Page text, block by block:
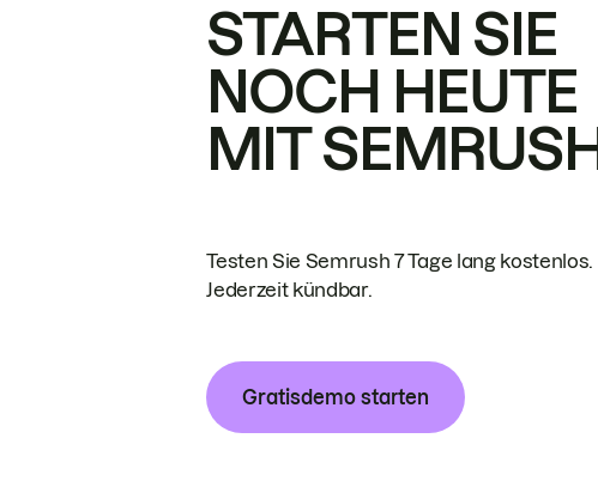
STARTEN SIE
NOCH HEUTE
MIT
Testen Sie Semrush 7 Tage lang kostenlos.
Jederzeit kündbar.
Gratisdemo starten